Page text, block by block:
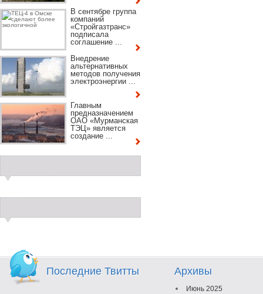
В сентябре группа
компаний
«Стройгазтранс»
подписала
соглашение ...
Внедрение
альтернативных
методов получения
электроэнергии ...
Главным
предназначением
ОАО «Мурманская
ТЭЦ» является
создание ...
Последние Твитты Архивы
Июнь 2025